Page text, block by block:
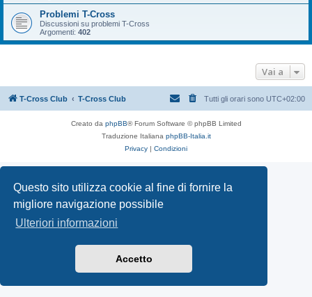
Questo sito utilizza cookie al fine di fornire la
migliore navigazione possibile
Ulteriori informazioni
Accetto
Problemi T-Cross
Discussioni su problemi T-Cross
Argomenti: 402
Vai a
T-Cross Club T-Cross Club Tutti gli orari sono UTC+02:00
Creato da phpBB® Forum Software © phpBB Limited
Traduzione Italiana phpBB-Italia.it
Privacy | Condizioni